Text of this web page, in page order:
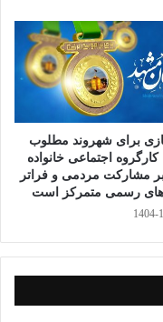
E
m
ail
M
es
sa
ge
Li
ne
Vi
be
r
مأمور انتظامی
برای شهروند مطلوب
اجتماعی خانواده
مشارکت مردمی و فراتر
رسمی متمرکز است
1404-